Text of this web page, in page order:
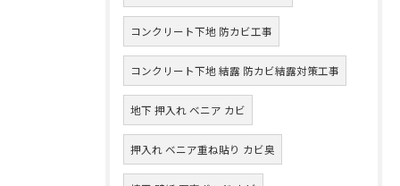
コンクリート下地 防カビ工事
コンクリート下地 結露 防カビ結露対策工事
地下 押入れ ベニア カビ
押入れ ベニア重ね貼り カビ臭